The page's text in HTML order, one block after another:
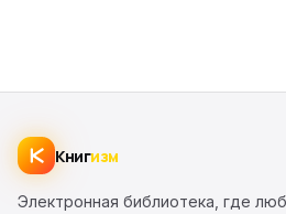
Книгизм
Электронная библиотека, где